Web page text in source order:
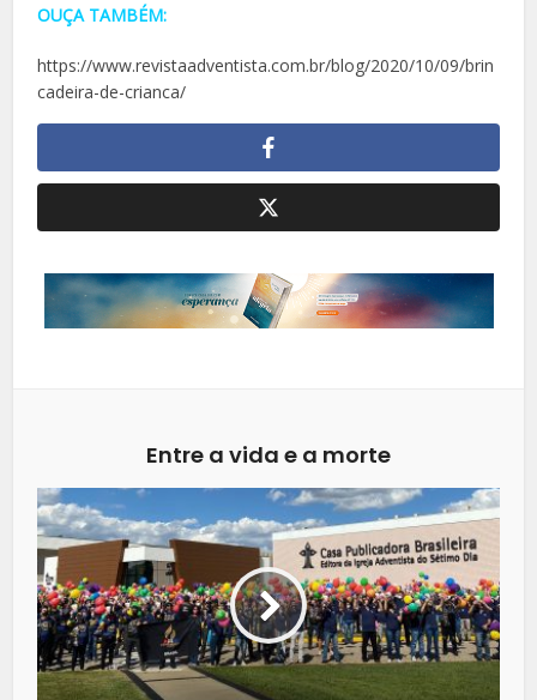
OUÇA TAMBÉM:
https://www.revistaadventista.com.br/blog/2020/10/09/brin
cadeira-de-crianca/
Entre a vida e a morte